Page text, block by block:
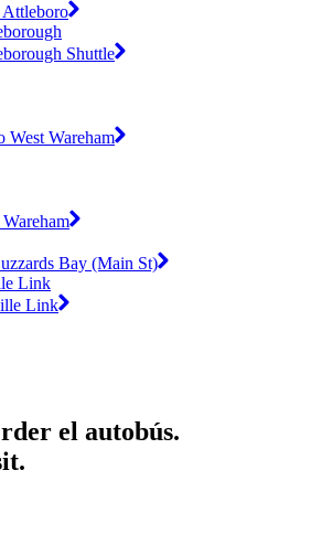
Shuttle
West Wareham
Bay (Main St)
Link
Link
el autobús.